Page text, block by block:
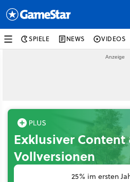
SPIELE NEWS VIDEOS
Exklusiver
Vollversionen
25% im ersten